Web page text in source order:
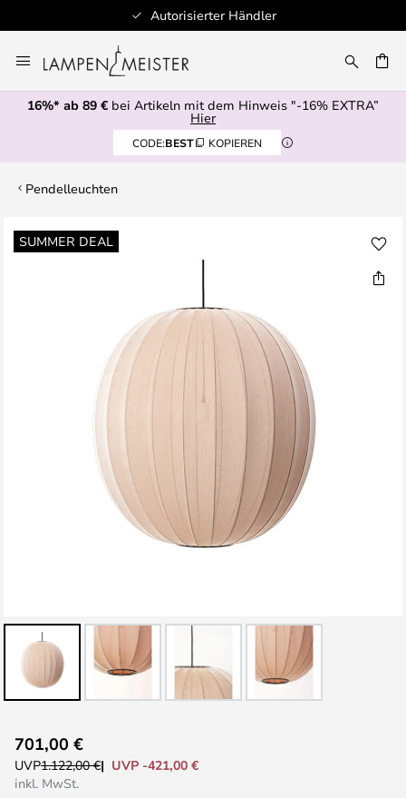
Autorisierter Händler
Inhalt
springen
16%* ab 89 € bei Artikeln mit dem Hinweis "-16% EXTRA”
Hier
CODE:BEST KOPIEREN
Pendelleuchten
SUMMER DEAL
Zum
Ende
Anfang
der
701,00 €
UVP1.122,00 €
UVP -421,00 €
inkl. MwSt.